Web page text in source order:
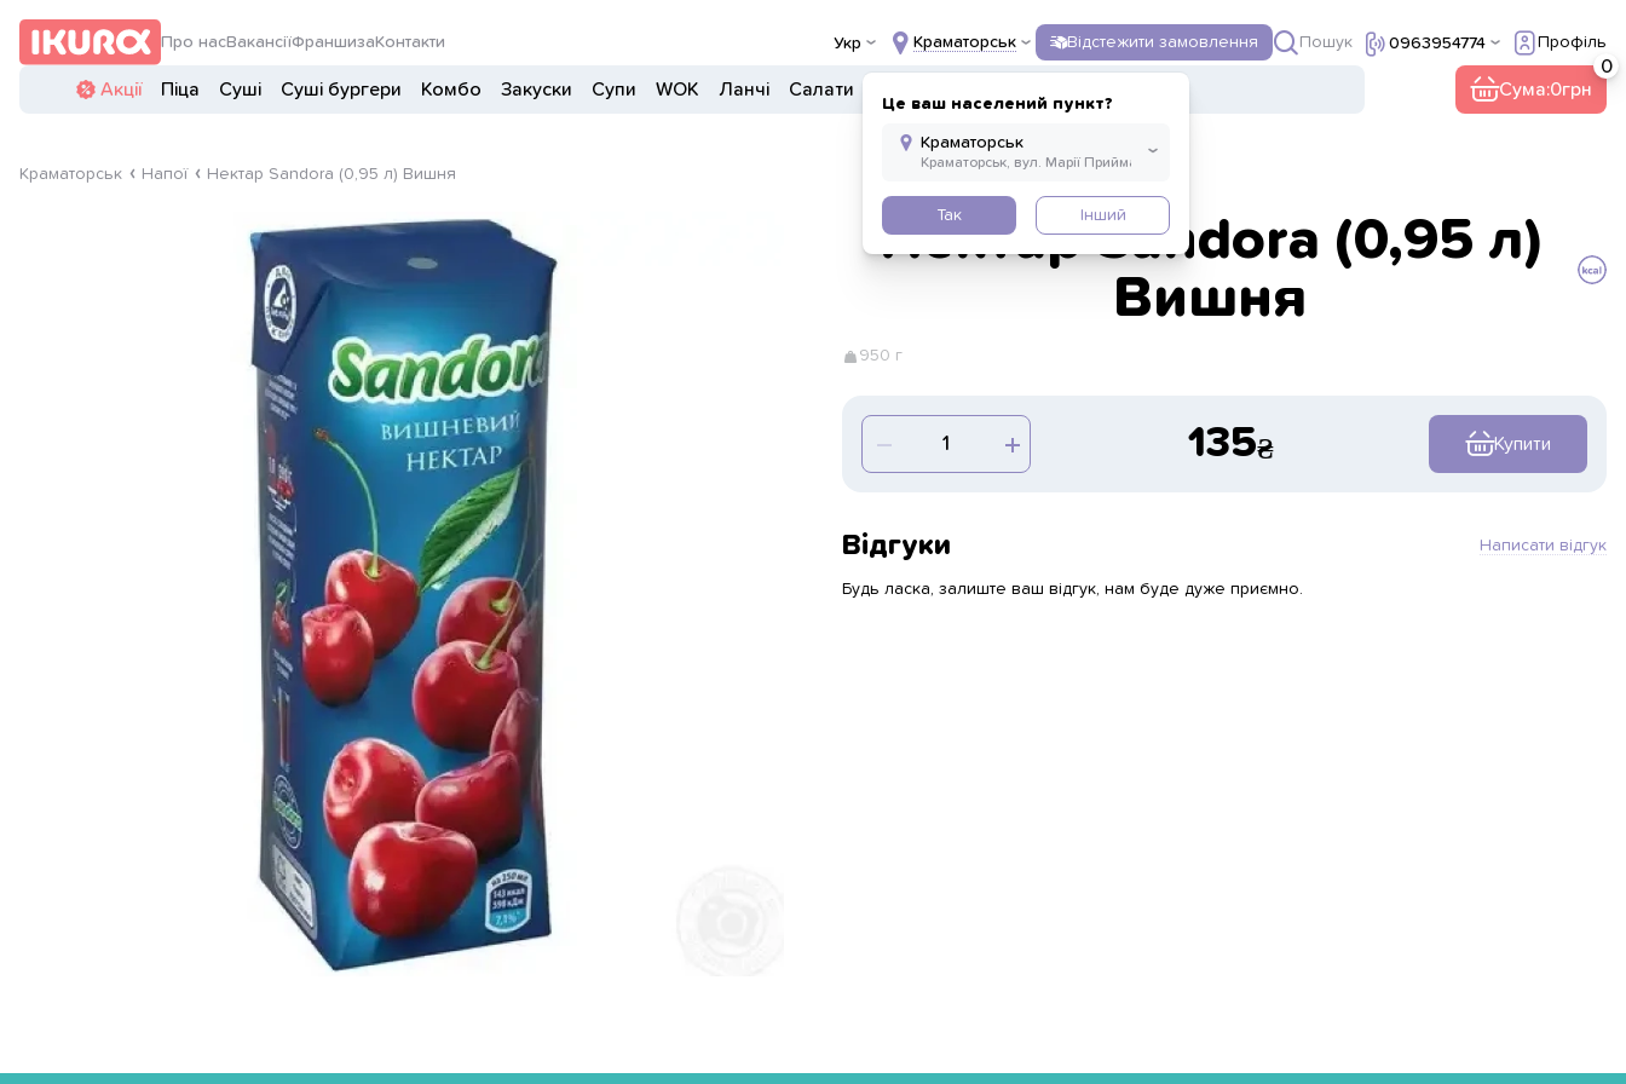
Про насВакансіїФраншиза Контакти Укр Краматорськ
Це ваш населений пункт?
Так Інший
Відстежити замовлення Пошук 0963954774 Профіль
Акції Піца Суші Суші бургери Комбо Закуски Супи WOK Ланчі Салати Сума:0
Краматорськ Напої Нектар Sandora (0,95 л) Вишня
Нектар Sandora (0,95 л)
Вишня
950 г
135 Купити
Відгуки Написати відгук
Будь ласка, залиште ваш відгук, нам буде дуже приємно.